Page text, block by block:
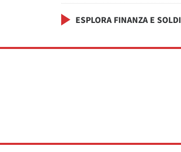
ESPLORA FINANZA E SOLDI